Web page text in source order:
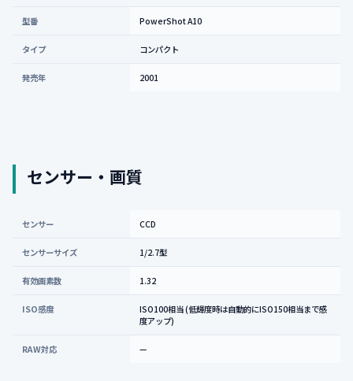
型番 PowerShot A10
タイプ コンパクト
発売年 2001
センサー・画質
センサー CCD
センサーサイズ 1/2.7型
有効画素数 1.32
ISO感度
ISO100相当 (低輝度時は自動的にISO150相当まで感
度アップ)
RAW対応 —